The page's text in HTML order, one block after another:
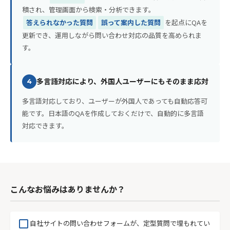
積され、管理画面から検索・分析できます。
答えられなかった質問
誤って案内した質問 を起点にQAを
更新でき、運用しながら問い合わせ対応の品質を高められま
す。
4 多言語対応により、外国人ユーザーにもそのまま応対
多言語対応しており、ユーザーが外国人であっても自動応答可
能です。日本語のQAを作成しておくだけで、自動的に多言語
対応できます。
こんなお悩みはありませんか？
check_box_outline_blank 自社サイトの問い合わせフォームが、定型質問で埋もれてい